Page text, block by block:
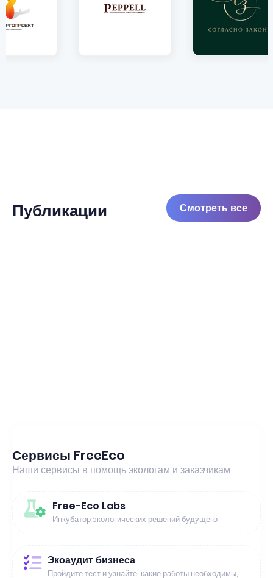
Публикации Смотреть все
Сервисы FreeEco
Наши сервисы в помощь экологам и заказчикам
Free-Eco Labs
Инкубатор экологических решений будущего
Экоаудит бизнеса
Пройдите тест и узнайте, какие работы необходимы,